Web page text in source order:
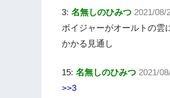
3: 名無しのひみつ 2021/08/
ボイジャーがオールトの雲
かかる見通し
15: 名無しのひみつ 2021/
>>3